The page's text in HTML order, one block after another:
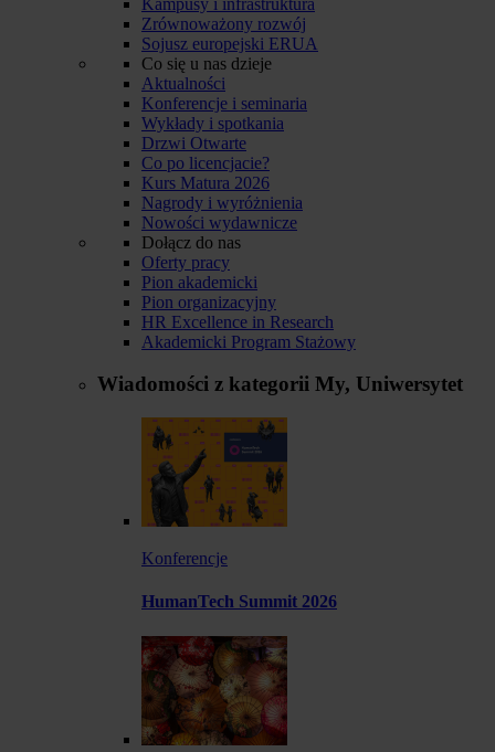
Zrównoważony rozwój
Sojusz europejski ERUA
Co się u nas dzieje
Aktualności
Konferencje i seminaria
Wykłady i spotkania
Drzwi Otwarte
Co po licencjacie?
Kurs Matura 2026
Nagrody i wyróżnienia
Nowości wydawnicze
Dołącz do nas
Oferty pracy
Pion akademicki
Pion organizacyjny
HR Excellence in Research
Akademicki Program Stażowy
Wiadomości z kategorii My, Uniwersytet
Konferencje
HumanTech Summit 2026